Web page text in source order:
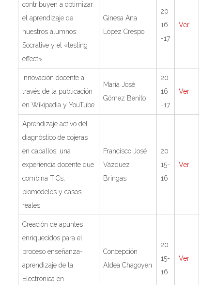
contribuyen a optimizar
el aprendizaje de
nuestros alumnos:
Socrative y el «testing
effect»
Ginesa Ana
López Crespo
20
16
-17
Ver
Innovación docente a
través de la publicación
en Wikipedia y YouTube
María José
Gómez Benito
20
16
-17
Ver
Aprendizaje activo del
diagnóstico de cojeras
en caballos: una
experiencia docente que
combina TICs,
biomodelos y casos
reales
Francisco José
Vázquez
Bringas
20
15-
16
Ver
Creación de apuntes
enriquecidos para el
proceso enseñanza-
aprendizaje de la
Electrónica en
Concepción
Aldea Chagoyen
20
15-
16
Ver